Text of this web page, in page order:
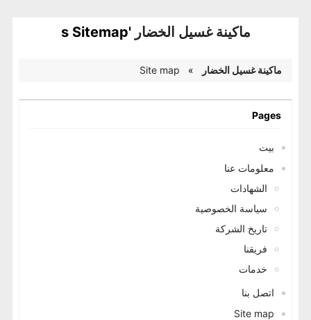
ماكينة غسيل الخضار 's Sitemap
ماكينة غسيل الخضار »
Site map
Pages
بيت
معلومات عنا
الشهادات
سياسة الخصوصية
تاريخ الشركة
فريقنا
خدمات
اتصل بنا
Site map